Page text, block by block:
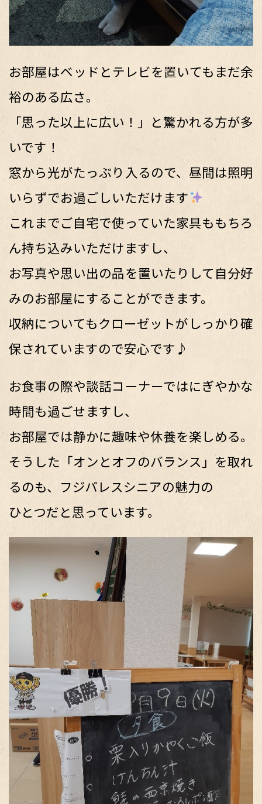
お部屋はベッドとテレビを置いてもまだ余
裕のある広さ。
「思った以上に広い！」と驚かれる方が多
いです！
窓から光がたっぷり入るので、昼間は照明
いらずでお過ごしいただけます
これまでご自宅で使っていた家具ももちろ
ん持ち込みいただけますし、
お写真や思い出の品を置いたりして自分好
みのお部屋にすることができます。
収納についてもクローゼットがしっかり確
保されていますので安心です♪
お食事の際や談話コーナーではにぎやかな
時間も過ごせますし、
お部屋では静かに趣味や休養を楽しめる。
そうした「オンとオフのバランス」を取れ
るのも、フジパレスシニアの魅力の
ひとつだと思っています。